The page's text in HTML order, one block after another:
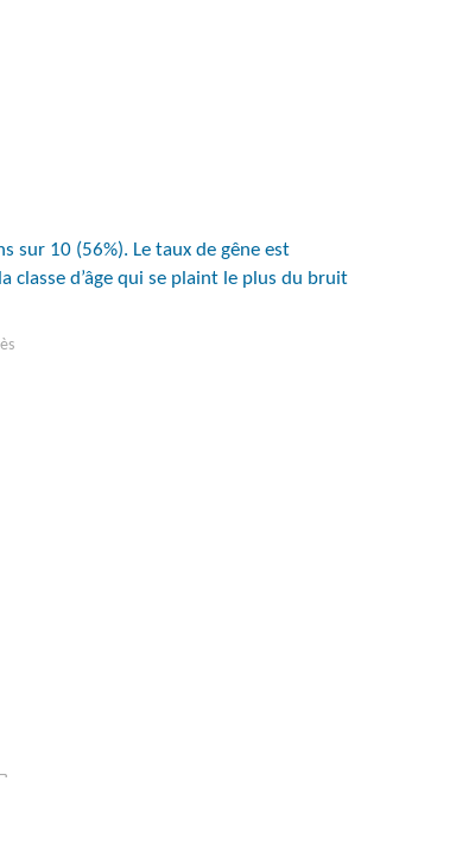
sur 10 (56%). Le taux de gêne est
classe d’âge qui se plaint le plus du bruit